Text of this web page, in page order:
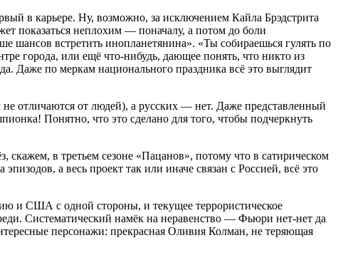
в карьере. Ну, возможно, за исключением Кайла Брэдстрита
показаться неплохим — поначалу, а потом до боли
встретить инопланетянина». «Ты собираешься гулять по
города, или ещё что-нибудь, дающее понять, что никто из
Даже по меркам национального праздника всё это выглядит
отличаются от людей), а русских — нет. Даже представленный
Понятно, что это сделано для того, чтобы подчеркнуть
в третьем сезоне «Пацанов», потому что в сатирическом
а весь проект так или иначе связан с Россией, всё это
и США с одной стороны, и текущее террористическое
Систематический намёк на неравенство — Фьюри нет-нет да
персонажи: прекрасная Оливия Колман, не теряющая